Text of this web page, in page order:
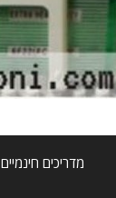
מדריכים חינמיים